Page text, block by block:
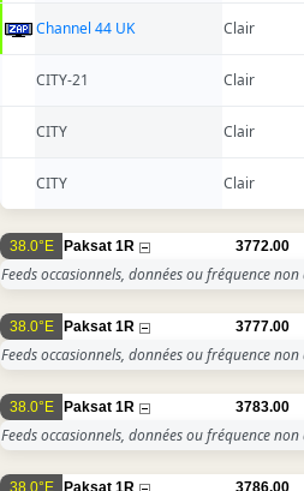
Channel 44 UK Clair
CITY-21 Clair
CITY Clair
CITY Clair
38.0°E Paksat 1R 3772.00
Feeds occasionnels, données ou fréquence non
38.0°E Paksat 1R 3777.00
Feeds occasionnels, données ou fréquence non
38.0°E Paksat 1R 3783.00
Feeds occasionnels, données ou fréquence non